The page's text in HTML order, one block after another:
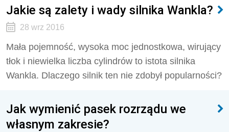
Jakie są zalety i wady silnika Wankla?
28 wrz 2016
Mała pojemność, wysoka moc jednostkowa, wirujący
tłok i niewielka liczba cylindrów to istota silnika
Wankla. Dlaczego silnik ten nie zdobył popularności?
Jak wymienić pasek rozrządu we
własnym zakresie?